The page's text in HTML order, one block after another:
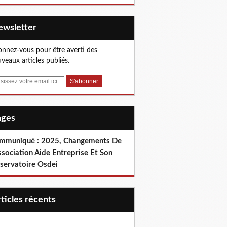
vous pour être averti des
articles publiés.
: 2025, Changements De
Aide Entreprise Et Son
Osdei
récents